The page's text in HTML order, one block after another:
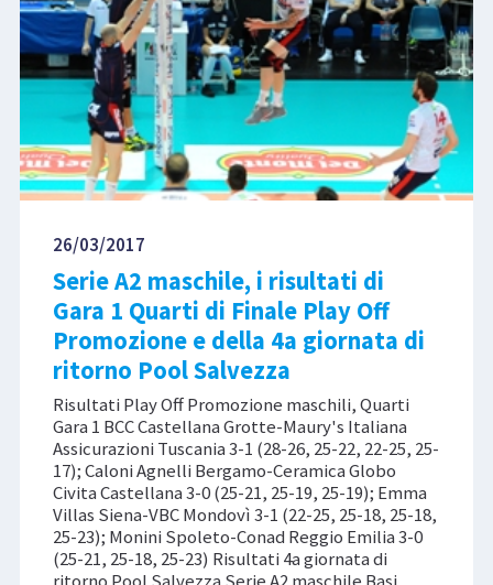
26/03/2017
Serie A2 maschile, i risultati di
Gara 1 Quarti di Finale Play Off
Promozione e della 4a giornata di
ritorno Pool Salvezza
Risultati Play Off Promozione maschili, Quarti
Gara 1 BCC Castellana Grotte-Maury's Italiana
Assicurazioni Tuscania 3-1 (28-26, 25-22, 22-25, 25-
17); Caloni Agnelli Bergamo-Ceramica Globo
Civita Castellana 3-0 (25-21, 25-19, 25-19); Emma
Villas Siena-VBC Mondovì 3-1 (22-25, 25-18, 25-18,
25-23); Monini Spoleto-Conad Reggio Emilia 3-0
(25-21, 25-18, 25-23) Risultati 4a giornata di
ritorno Pool Salvezza Serie A2 maschile Basi